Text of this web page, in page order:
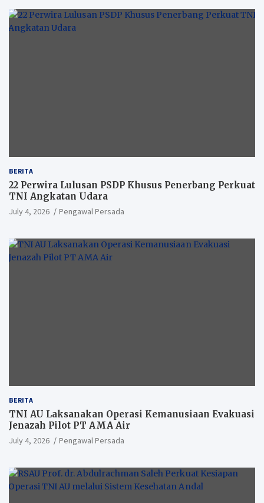
BERITA
22 Perwira Lulusan PSDP Khusus Penerbang Perkuat
TNI Angkatan Udara
July 4, 2026 Pengawal Persada
BERITA
TNI AU Laksanakan Operasi Kemanusiaan Evakuasi
Jenazah Pilot PT AMA Air
July 4, 2026 Pengawal Persada